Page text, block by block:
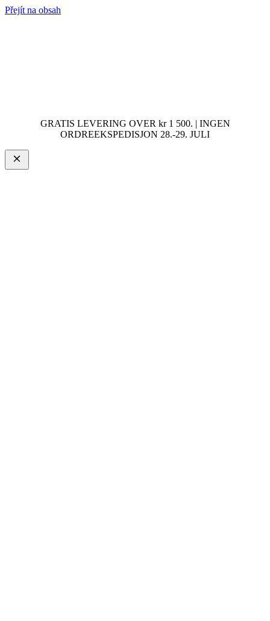
Přejít na obsah
GRATIS LEVERING OVER kr 1 500. | INGEN
ORDREEKSPEDISJON 28.-29. JULI